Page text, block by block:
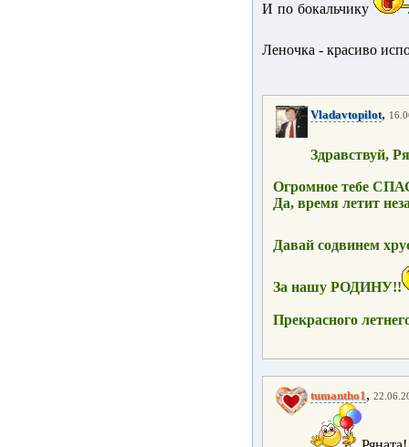
И по бокальчику
Леночка - красиво
Vladavtopilot,
Здравствуй,
Огромное тебе
Да, время летит
Давай содвинем
За нашу РОДИНУ!!
Прекрасного
tumantho1,